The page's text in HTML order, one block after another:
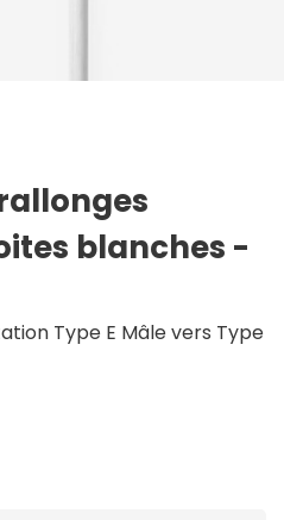
blanches -
Type E Mâle vers Type